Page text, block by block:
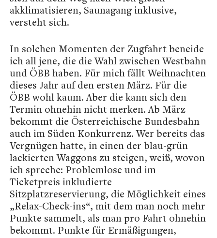
akklimatisieren, Saunagang inklusive,
versteht sich.
In solchen Momenten der Zugfahrt beneide
ich all jene, die die Wahl zwischen Westbahn
und ÖBB haben. Für mich fällt Weihnachten
dieses Jahr auf den ersten März. Für die
ÖBB wohl kaum. Aber die kann sich den
Termin ohnehin nicht merken. Ab März
bekommt die Österreichische Bundesbahn
auch im Süden Konkurrenz. Wer bereits das
Vergnügen hatte, in einen der blau-grün
lackierten Waggons zu steigen, weiß, wovon
ich spreche: Problemlose und im
Ticketpreis inkludierte
Sitzplatzreservierung, die Möglichkeit eines
„Relax-Check-ins“, mit dem man noch mehr
Punkte sammelt, als man pro Fahrt ohnehin
bekommt. Punkte für Ermäßigungen,